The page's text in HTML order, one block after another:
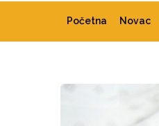
Početna Novac